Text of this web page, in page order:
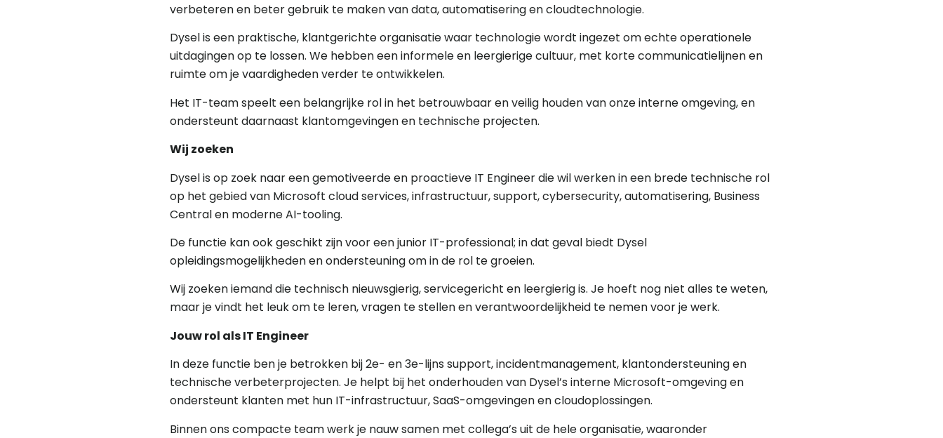
verbeteren en beter gebruik te maken van data, automatisering en cloudtechnologie.
Dysel is een praktische, klantgerichte organisatie waar technologie wordt ingezet om echte operationele
uitdagingen op te lossen. We hebben een informele en leergierige cultuur, met korte communicatielijnen en
ruimte om je vaardigheden verder te ontwikkelen.
Het IT-team speelt een belangrijke rol in het betrouwbaar en veilig houden van onze interne omgeving, en
ondersteunt daarnaast klantomgevingen en technische projecten.
Wij zoeken
Dysel is op zoek naar een gemotiveerde en proactieve IT Engineer die wil werken in een brede technische rol
op het gebied van Microsoft cloud services, infrastructuur, support, cybersecurity, automatisering, Business
Central en moderne AI-tooling.
De functie kan ook geschikt zijn voor een junior IT-professional; in dat geval biedt Dysel
opleidingsmogelijkheden en ondersteuning om in de rol te groeien.
Wij zoeken iemand die technisch nieuwsgierig, servicegericht en leergierig is. Je hoeft nog niet alles te weten,
maar je vindt het leuk om te leren, vragen te stellen en verantwoordelijkheid te nemen voor je werk.
Jouw rol als IT Engineer
In deze functie ben je betrokken bij 2e- en 3e-lijns support, incidentmanagement, klantondersteuning en
technische verbeterprojecten. Je helpt bij het onderhouden van Dysel’s interne Microsoft-omgeving en
ondersteunt klanten met hun IT-infrastructuur, SaaS-omgevingen en cloudoplossingen.
Binnen ons compacte team werk je nauw samen met collega’s uit de hele organisatie, waaronder